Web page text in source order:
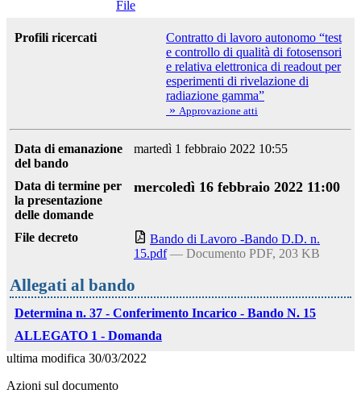
File
Profili ricercati
Contratto di lavoro autonomo “test
e controllo di qualità di fotosensori
e relativa elettronica di readout per
esperimenti di rivelazione di
radiazione gamma”
» Approvazione atti
Data di emanazione
del bando
martedì 1 febbraio 2022 10:55
Data di termine per
la presentazione
delle domande
mercoledì 16 febbraio 2022 11:00
File decreto
Bando di Lavoro -Bando D.D. n.
15.pdf — Documento PDF, 203 KB
Allegati al bando
Determina n. 37 - Conferimento Incarico - Bando N. 15
ALLEGATO 1 - Domanda
ultima modifica 30/03/2022
Azioni sul documento